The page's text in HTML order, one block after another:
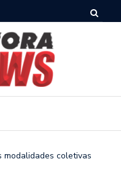
modalidades coletivas